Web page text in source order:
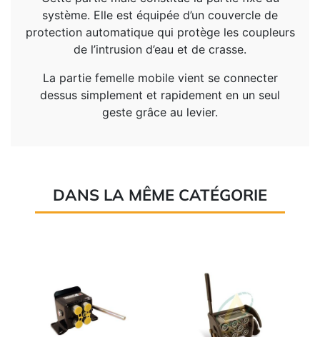
système. Elle est équipée d’un couvercle de
protection automatique qui protège les coupleurs
de l’intrusion d’eau et de crasse.
La partie femelle mobile vient se connecter
dessus simplement et rapidement en un seul
geste grâce au levier.
DANS LA MÊME CATÉGORIE